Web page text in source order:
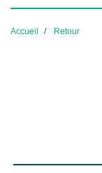
Accueil Retour